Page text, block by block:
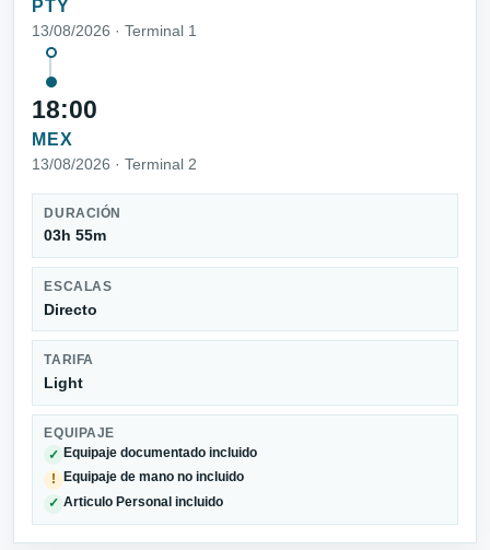
PTY
13/08/2026 · Terminal 1
18:00
MEX
13/08/2026 · Terminal 2
DURACIÓN
03h 55m
ESCALAS
Directo
TARIFA
Light
EQUIPAJE
✓ Equipaje documentado incluido
! Equipaje de mano no incluido
✓ Articulo Personal incluido